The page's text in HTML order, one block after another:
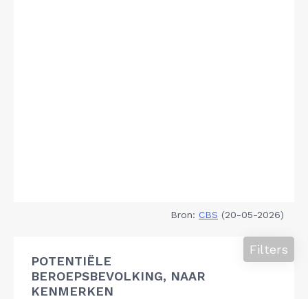
Bron: CBS (20-05-2026)
POTENTIËLE
BEROEPSBEVOLKING, NAAR
KENMERKEN
Filters